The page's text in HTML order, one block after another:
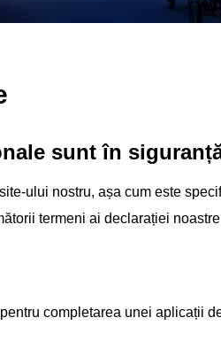
sunt în
ului nostru, așa cum este
termeni ai declarației
completarea unei aplicații